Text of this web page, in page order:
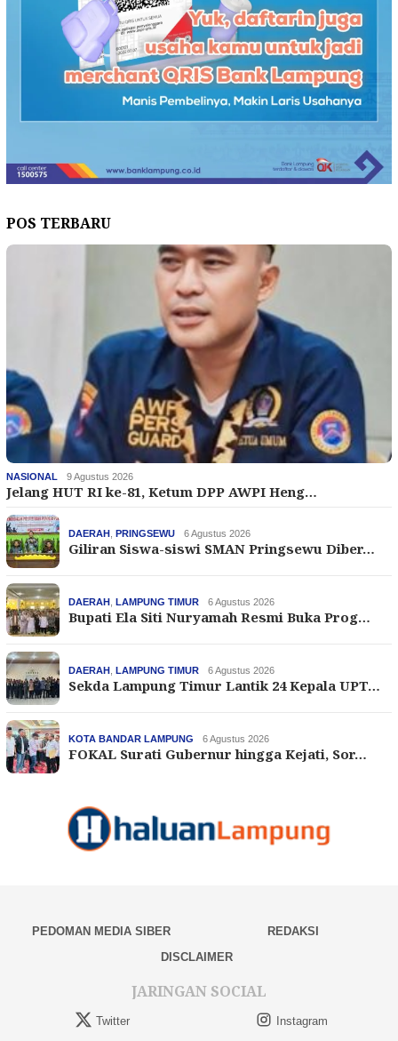
POS TERBARU
NASIONAL 9 Agustus 2026
Jelang HUT RI ke-81, Ketum DPP AWPI Heng…
DAERAH PRINGSEWU 6 Agustus 2026
Giliran Siswa-siswi SMAN Pringsewu Diber…
DAERAH LAMPUNG TIMUR 6 Agustus 2026
Bupati Ela Siti Nuryamah Resmi Buka Prog…
DAERAH LAMPUNG TIMUR 6 Agustus 2026
Sekda Lampung Timur Lantik 24 Kepala UPT…
KOTA BANDAR LAMPUNG 6 Agustus 2026
FOKAL Surati Gubernur hingga Kejati, Sor…
PEDOMAN MEDIA SIBER
REDAKSI
DISCLAIMER
JARINGAN SOCIAL
Twitter
Instagram